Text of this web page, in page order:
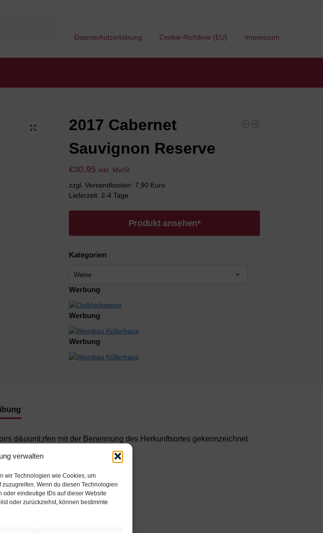
verwalten
wir Technologien wie Cookies, um
Wenn du diesen Technologien
oder eindeutige IDs auf dieser Website
oder zurückziehst, können bestimmte
Datenschutzerklärung Cookie-Richtlinie (EU) Impressum
2017 Cabernet
Sauvignon Reserve
€30,95 inkl. MwSt.
zzgl. Versandkosten: 7,90 Euro
Lieferzeit: 2-4 Tage
Produkt ansehen*
Kategorien
Werbung
Werbung
Werbung
d&uuml;rfen mit der Benennung des Herkunftsortes gekennzeichnet